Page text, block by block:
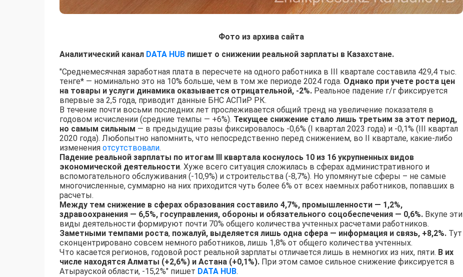
Фото из архива сайта
Аналитический канал DATA HUB пишет о снижении реальной зарплаты в Казахстане.
"Среднемесячная заработная плата в пересчете на одного работника в III квартале составила 429,4 тыс.
тенге* — номинально это на 10% больше, чем в том же периоде 2024 года. Однако при учете роста цен
на товары и услуги динамика оказывается отрицательной, -2%. Реальное падение г/г фиксируется
впервые за 2,5 года, приводит данные БНС АСПиР РК.
В течение почти восьми последних лет прослеживается общий тренд на увеличение показателя в
годовом исчислении (средние темпы — +6%). Текущее снижение стало лишь третьим за этот период,
но самым сильным — в предыдущие разы фиксировалось -0,6% (I квартал 2023 года) и -0,1% (III квартал
2020 года). Любопытно напомнить, что непосредственно перед снижением, во II квартале, какие-либо
изменения отсутствовали.
Падение реальной зарплаты по итогам III квартала коснулось 10 из 16 укрупненных видов
экономической деятельности. Хуже всего ситуация сложилась в сферах административного и
вспомогательного обслуживания (-10,9%) и строительства (-8,7%). Но упомянутые сферы – не самые
многочисленные, суммарно на них приходится чуть более 6% от всех наемных работников, попавших в
расчеты.
Между тем снижение в сферах образования составило 4,7%, промышленности — 1,2%,
здравоохранения — 6,5%, госуправления, обороны и обязательного соцобеспечения — 0,6%. Вкупе эти
виды деятельности формируют почти 70% общего количества учтенных расчетами работников.
Заметными темпами роста, пожалуй, выделяется лишь одна сфера — информация и связь, +8,2%. Тут
сконцентрировано совсем немного работников, лишь 1,8% от общего количества учтенных.
Что касается регионов, годовой рост реальной зарплаты отличается лишь в немногих из них, пяти. В их
числе находятся Алматы (+2,6%) и Астана (+0,1%). При этом самое сильное снижение фиксируется в
Атырауской области, -15,2%" пишет DATA HUB.